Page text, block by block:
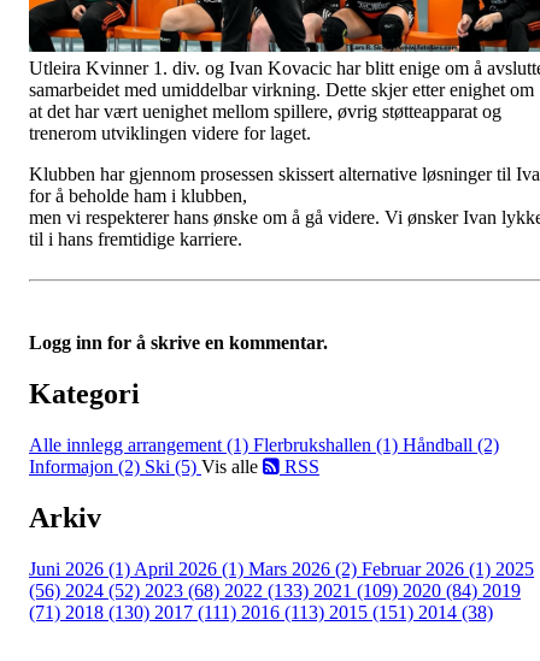
Utleira Kvinner 1. div. og Ivan Kovacic har blitt enige om å
samarbeidet med umiddelbar virkning. Dette skjer etter enighet om
at det har vært uenighet mellom spillere, øvrig støtteapparat og
trenerom utviklingen videre for laget.
Klubben har gjennom prosessen skissert alternative løsninger til
for å beholde ham i klubben,
men vi respekterer hans ønske om å gå videre. Vi ønsker Ivan
til i hans fremtidige karriere.
Logg inn for å skrive en kommentar.
Kategori
Alle innlegg arrangement (1) Flerbrukshallen (1) Håndball (2)
Informajon (2) Ski (5) Vis alle RSS
Arkiv
Juni 2026 (1) April 2026 (1) Mars 2026 (2) Februar 2026 (1) 2025
(56) 2024 (52) 2023 (68) 2022 (133) 2021 (109) 2020 (84) 2019
(71) 2018 (130) 2017 (111) 2016 (113) 2015 (151) 2014 (38)